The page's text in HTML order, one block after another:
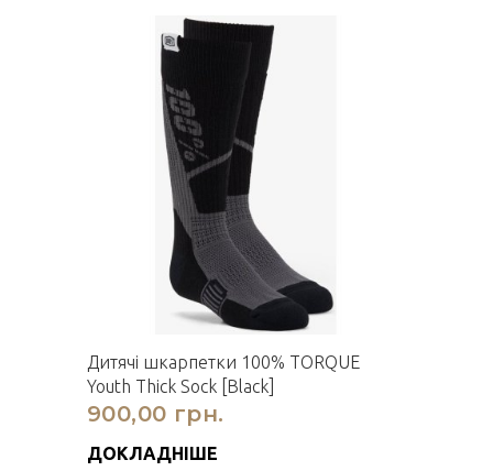
Дитячі шкарпетки 100% TORQUE
Youth Thick Sock [Black]
900,00 грн.
ДОКЛАДНІШЕ